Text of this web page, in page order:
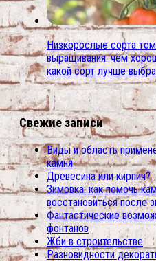
Низкорослые сорта
выращивания. чем
какой сорт лучше
Свежие записи
Виды и область
камня
Древесина или кирпич?
Зимовка: как помочь
восстановиться после
Фантастические
фонтанов
Жби в строительстве
Разновидности